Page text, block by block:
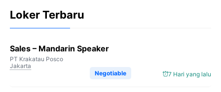
Loker Terbaru
Sales – Mandarin Speaker
PT Krakatau Posco
Jakarta
7 Hari yang lalu
Negotiable